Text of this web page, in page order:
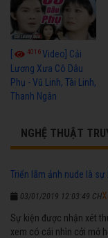
[ 4016Video] Cải
Lương Xưa Cô Dâu
Phụ - Vũ Linh, Tài Linh,
Thanh Ngân
NGHỆ THUẬT
Triển lãm ảnh nude là
03/01/2019 12:03:49 CH
Sự kiện được nhận xét
xem có cái nhìn cởi mở